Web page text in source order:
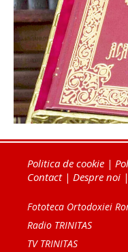
Politica de cookie |
Contact| Despre noi |
Fototeca Ortodoxiei
Radio TRINITAS
TV TRINITAS